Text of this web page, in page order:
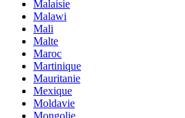
Malaisie
Malawi
Mali
Malte
Maroc
Martinique
Mauritanie
Mexique
Moldavie
Mongolie